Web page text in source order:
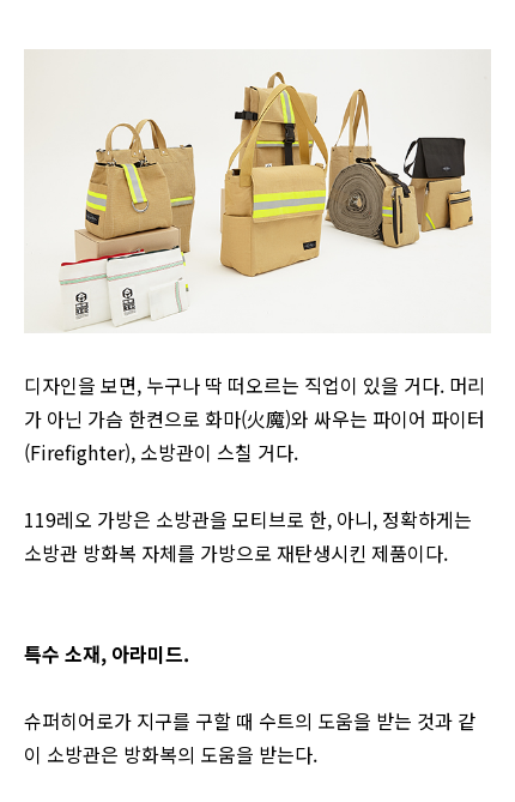
디자인을 보면, 누구나 딱 떠오르는 직업이 있을 거다. 머리
가 아닌 가슴 한켠으로 화마(火魔)와 싸우는 파이어 파이터
(Firefighter), 소방관이 스칠 거다.
119레오 가방은 소방관을 모티브로 한, 아니, 정확하게는
소방관 방화복 자체를 가방으로 재탄생시킨 제품이다.
특수 소재, 아라미드.
슈퍼히어로가 지구를 구할 때 수트의 도움을 받는 것과 같
이 소방관은 방화복의 도움을 받는다.